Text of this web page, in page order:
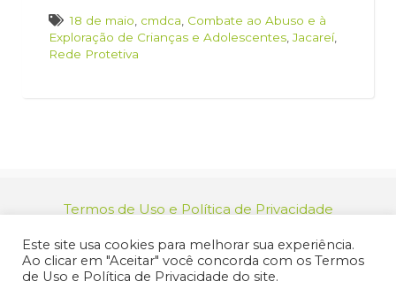
18 de maio cmdca Combate ao Abuso e à
Exploração de Crianças e Adolescentes ,Jacareí,
Rede Protetiva
Termos de Uso e Política de Privacidade
46.694.139/0001-83 | (12) 3955-9000
Endereço: Praça dos Três Poderes, 73 - Centro -
Jacareí/SP - CEP 12327-170
Este site usa cookies para melhorar sua experiência.
Ao clicar em "Aceitar" você concorda com os Termos
de Uso e Política de Privacidade do site.